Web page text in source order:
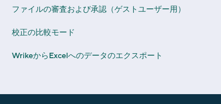
ファイルの審査および承認（ゲストユーザー用）
校正の比較モード
WrikeからExcelへのデータのエクスポート